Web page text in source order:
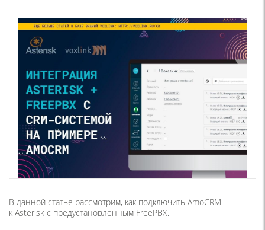
В данной статье рассмотрим, как подключить AmoCRM
к Asterisk c предустановленным FreePBX.